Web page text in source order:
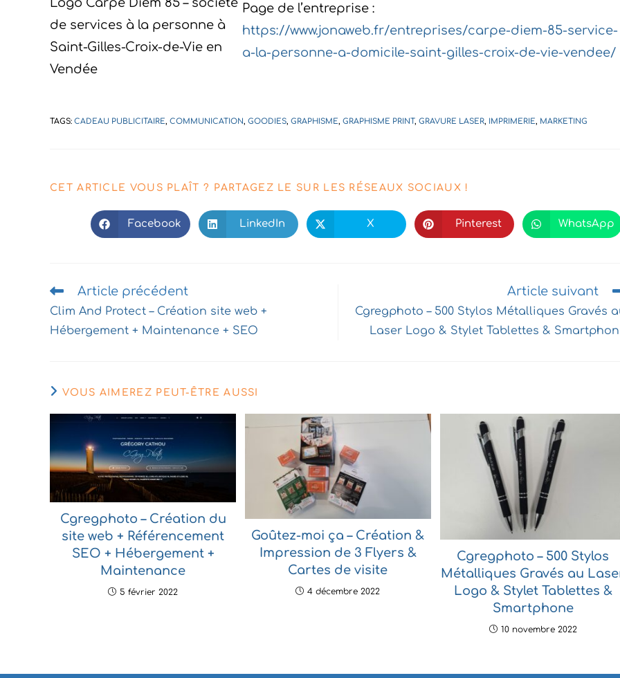
de services à la personne à
Saint-Gilles-Croix-de-Vie en
Vendée
Page de l’entreprise :
https://www.jonaweb.fr/entreprises/carpe-diem-85-service-
a-la-personne-a-domicile-saint-gilles-croix-de-vie-vendee/
TAGS: CADEAU PUBLICITAIRE, COMMUNICATION, GOODIES, GRAPHISME, GRAPHISME PRINT, GRAVURE LASER, IMPRIMERIE, MARKETING
CET ARTICLE VOUS PLAÎT ? PARTAGEZ LE SUR LES RÉSEAUX SOCIAUX !
Ouvrir
dans
Facebook
Ouvrir
dans
LinkedIn
Ouvrir
dans
X
Ouvrir
dans
Pinterest
Ouvrir
dans
WhatsApp
Lire
suite…
Article précédent
Clim And Protect – Création site web +
Hébergement + Maintenance + SEO
Article suivant
Cgregphoto – 500 Stylos Métalliques Gravés
Laser Logo & Stylet Tablettes &
VOUS AIMEREZ PEUT-ÊTRE AUSSI
Cgregphoto – Création du
site web + Référencement
SEO + Hébergement +
Maintenance
5 février 2022
Goûtez-moi ça – Création &
Impression de 3 Flyers &
Cartes de visite
4 décembre 2022
Cgregphoto – 500 Stylos
Métalliques Gravés au
Logo & Stylet Tablettes &
Smartphone
10 novembre 2022